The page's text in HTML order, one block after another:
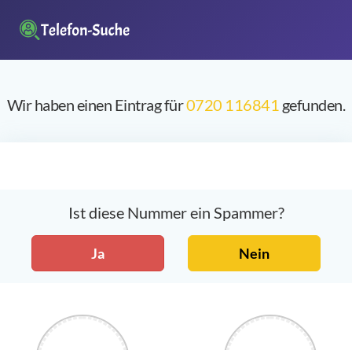
Wir haben einen Eintrag für0720 116841 gefunden.
Ist diese Nummer ein Spammer?
Ja Nein